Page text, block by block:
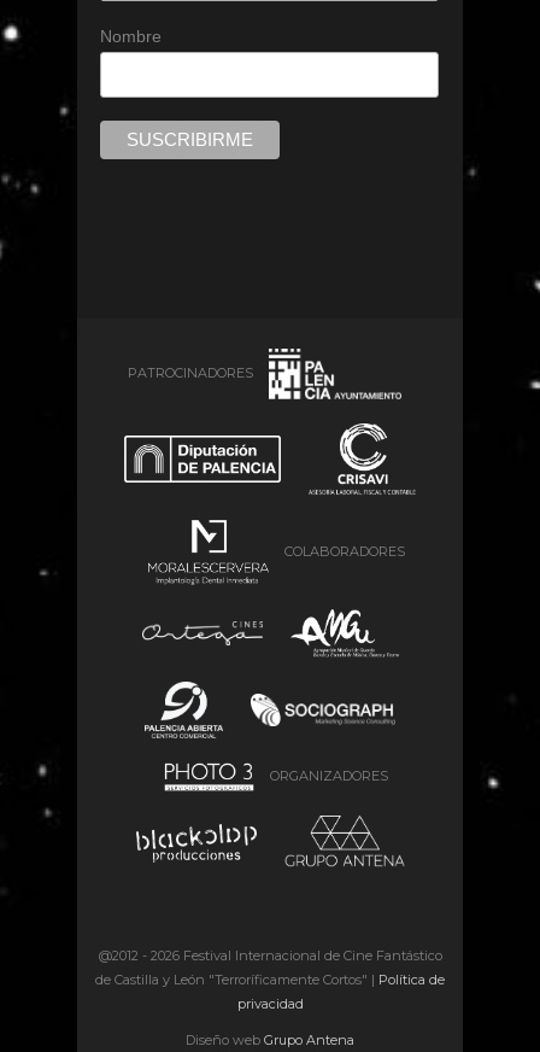
Nombre
PATROCINADORES
COLABORADORES
ORGANIZADORES
@2012 - 2026 Festival Internacional de Cine Fantástico
de Castilla y León "Terroríficamente Cortos" | Política de
privacidad
Diseño web Grupo Antena